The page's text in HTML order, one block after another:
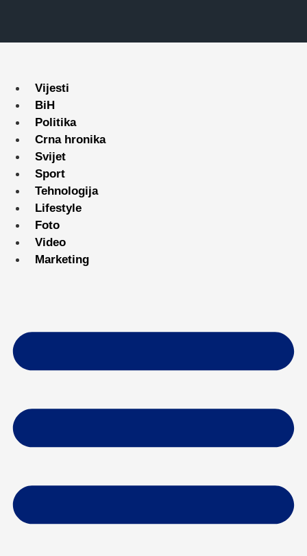
Vijesti
BiH
Politika
Crna hronika
Svijet
Sport
Tehnologija
Lifestyle
Foto
Video
Marketing